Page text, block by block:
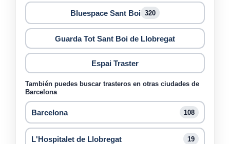
Bluespace Sant Boi 320
Guarda Tot Sant Boi de Llobregat
Espai Traster
También puedes buscar trasteros en otras ciudades de
Barcelona
Barcelona 108
L'Hospitalet de Llobregat 19